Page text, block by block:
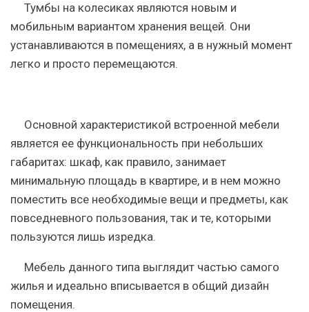
Тумбы на колесиках являются новым и
мобильным вариантом хранения вещей. Они
устанавливаются в помещениях, а в нужный момент
легко и просто перемещаются.
Основной характеристикой встроенной мебели
является ее функциональность при небольших
габаритах: шкаф, как правило, занимает
минимальную площадь в квартире, и в нем можно
поместить все необходимые вещи и предметы, как
повседневного пользования, так и те, которыми
пользуются лишь изредка.
Мебель данного типа выглядит частью самого
жилья и идеально вписывается в общий дизайн
помещения.